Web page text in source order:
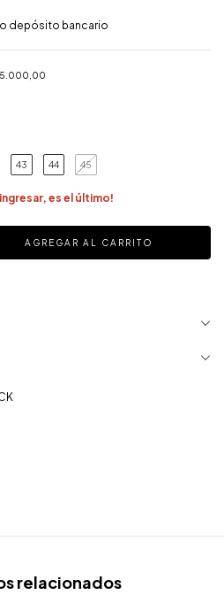
depósito bancario
43 44 45
es el último!
relacionados